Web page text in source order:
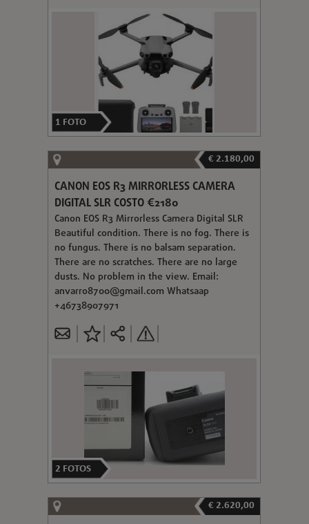
1 FOTO
€ 2.180,00
CANON EOS R3 MIRRORLESS CAMERA
DIGITAL SLR COSTO €2180
Canon EOS R3 Mirrorless Camera Digital SLR
Beautiful condition. There is no fog. There is
no fungus. There is no balsam separation.
There are no scratches. There are no large
dusts. No problem in the view. Email:
anvarro8700@gmail.com Whatsaap
+46738907971
2 FOTOS
€ 2.620,00